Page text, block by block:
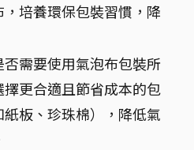
培養環保包裝習慣，降
否需要使用氣泡布包裝所
擇更合適且節省成本的包
板、珍珠棉），降低氣